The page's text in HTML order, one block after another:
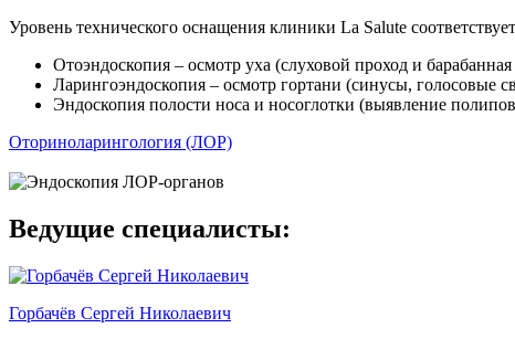
Уровень технического оснащения клиники La Salute
Отоэндоскопия – осмотр уха (слуховой проход и
Ларингоэндоскопия – осмотр гортани (синусы, голосовые
Эндоскопия полости носа и носоглотки (выявление
Оториноларингология (ЛОР)
Ведущие специалисты:
Горбачёв Сергей Николаевич